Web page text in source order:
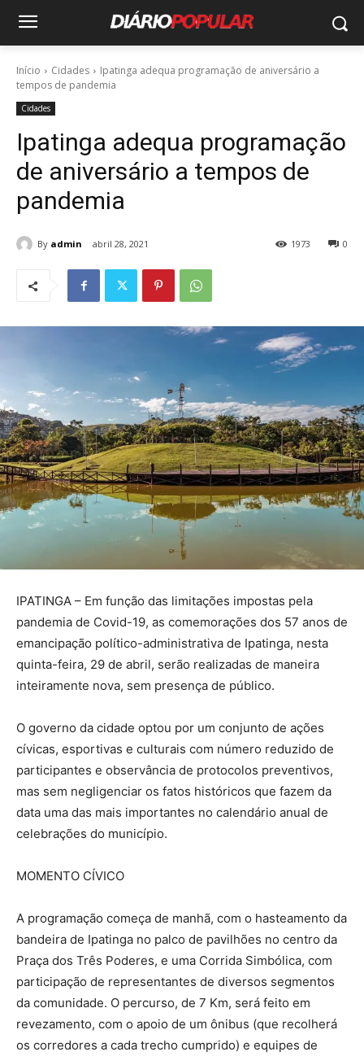
Início Cidades
Ipatinga adequa programação de aniversário a
tempos de pandemia
Cidades
Ipatinga adequa programação
de aniversário a tempos de
pandemia
By admin abril 28, 2021 0
1973
IPATINGA – Em função das limitações impostas pela
pandemia de Covid-19, as comemorações dos 57 anos de
emancipação político-administrativa de Ipatinga, nesta
quinta-feira, 29 de abril, serão realizadas de maneira
inteiramente nova, sem presença de público.
O governo da cidade optou por um conjunto de ações
cívicas, esportivas e culturais com número reduzido de
participantes e observância de protocolos preventivos,
mas sem negligenciar os fatos históricos que fazem da
data uma das mais importantes no calendário anual de
celebrações do município.
MOMENTO CÍVICO
A programação começa de manhã, com o hasteamento da
bandeira de Ipatinga no palco de pavilhões no centro da
Praça dos Três Poderes, e uma Corrida Simbólica, com
participação de representantes de diversos segmentos
da comunidade. O percurso, de 7 Km, será feito em
revezamento, com o apoio de um ônibus (que recolherá
os corredores a cada trecho cumprido) e equipes de